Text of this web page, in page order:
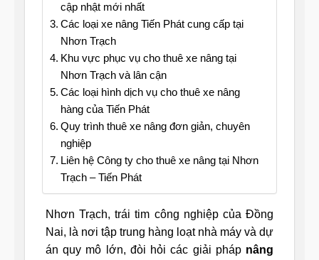
cập nhật mới nhất
Các loại xe nâng Tiến Phát cung cấp tại
Nhơn Trạch
Khu vực phục vụ cho thuê xe nâng tại
Nhơn Trạch và lân cận
Các loại hình dịch vụ cho thuê xe nâng
hàng của Tiến Phát
Quy trình thuê xe nâng đơn giản, chuyên
nghiệp
Liên hệ Công ty cho thuê xe nâng tại Nhơn
Trạch – Tiến Phát
Nhơn Trạch, trái tim công nghiệp của Đồng
Nai, là nơi tập trung hàng loạt nhà máy và dự
án quy mô lớn, đòi hỏi các giải pháp nâng